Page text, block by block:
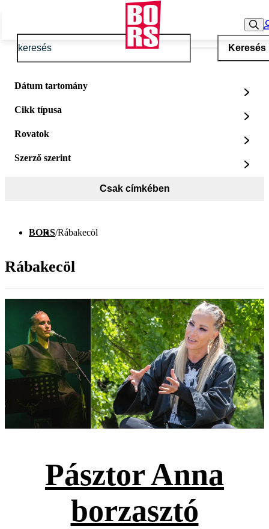
Keresés
Dátum tartomány
Cikk típusa
Rovatok
Szerző szerint
Csak címkében
BORS/Rábakecöl
Rábakecöl
Pásztor Anna
borzasztó